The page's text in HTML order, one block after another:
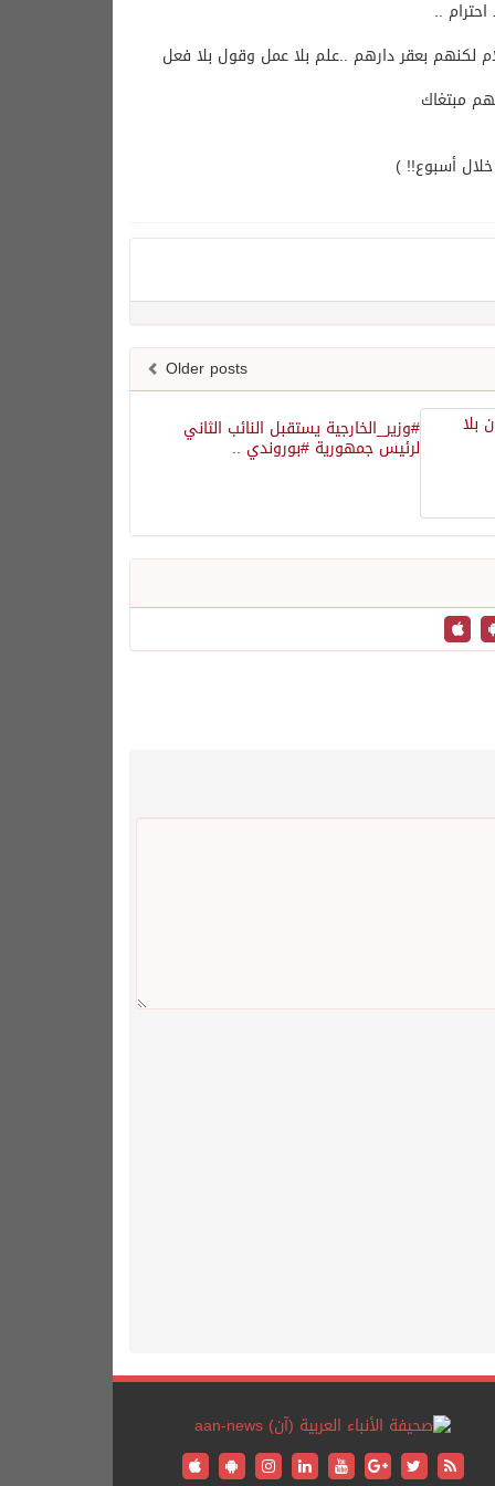
..
لكنهم بعقر دارهم ..علم بلا عمل وقول بلا فعل
مبتغاك
أسبوع!! )
Older posts
#وزير_الخارجية يستقبل النائب الثاني
لرئيس جمهورية #بوروندي ..